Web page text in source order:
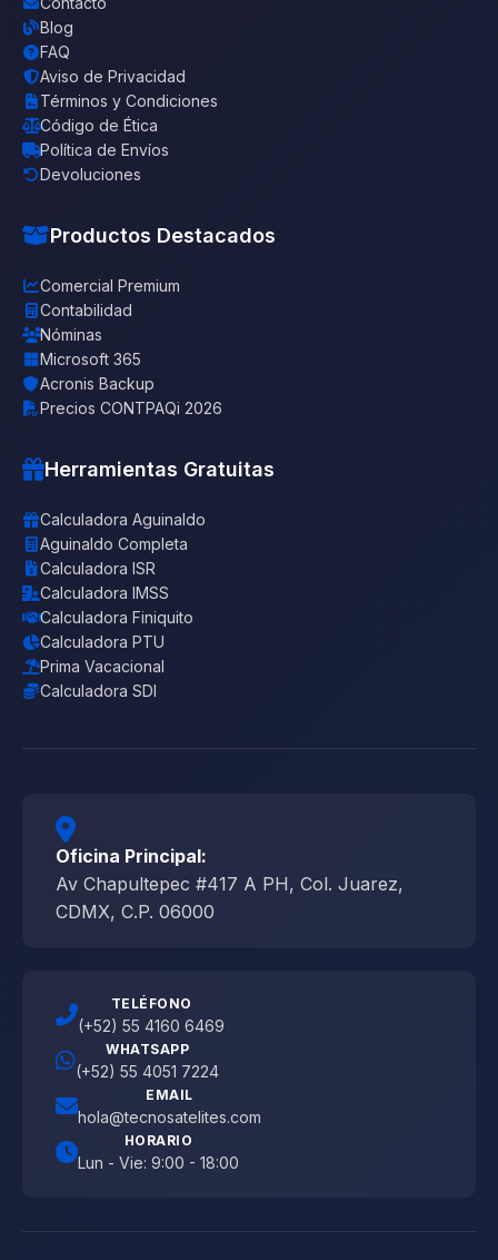
Blog
FAQ
Aviso de Privacidad
Términos y Condiciones
Código de Ética
Política de Envíos
Devoluciones
Productos Destacados
Comercial Premium
Contabilidad
Nóminas
Microsoft 365
Acronis Backup
Precios CONTPAQi 2026
Herramientas Gratuitas
Calculadora Aguinaldo
Aguinaldo Completa
Calculadora ISR
Calculadora IMSS
Calculadora Finiquito
Calculadora PTU
Prima Vacacional
Calculadora SDI
Oficina Principal:
Av Chapultepec #417 A PH, Col. Juarez,
CDMX, C.P. 06000
TELÉFONO
(+52) 55 4160 6469
WHATSAPP
(+52) 55 4051 7224
EMAIL
hola@tecnosatelites.com
HORARIO
Lun - Vie: 9:00 - 18:00